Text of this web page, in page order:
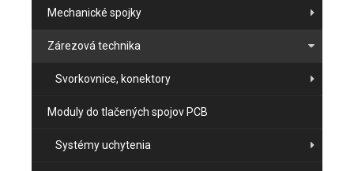
Mechanické spojky
Zárezová technika
Svorkovnice, konektory
Moduly do tlačených spojov PCB
Systémy uchytenia